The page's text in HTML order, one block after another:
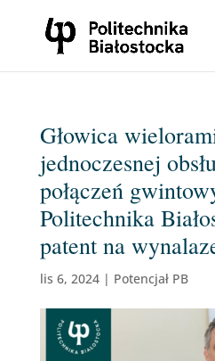
Głowica
jednoczesnej
połączeń
Politechnika
patent na
lis 6, 2024| Potencjał PB